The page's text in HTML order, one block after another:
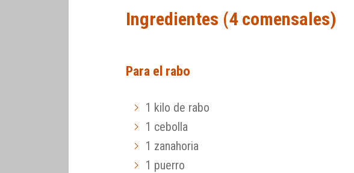
Ingredientes (4 comensales)
Para el rabo
1 kilo de rabo
1 cebolla
1 zanahoria
1 puerro